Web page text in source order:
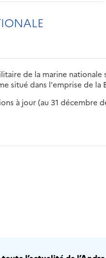
de la marine
situé dans l'emprise de la
à jour (au 31 décembre